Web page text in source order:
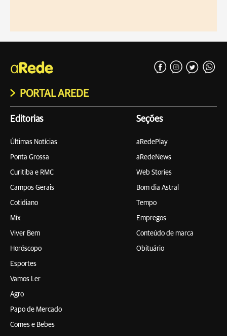
PORTAL AREDE
Editorias
Últimas Notícias
Ponta Grossa
Curitiba e RMC
Campos Gerais
Cotidiano
Mix
Viver Bem
Horóscopo
Esportes
Vamos Ler
Agro
Papo de Mercado
Comes e Bebes
Seções
aRedePlay
aRedeNews
Web Stories
Bom dia Astral
Tempo
Empregos
Conteúdo de marca
Obituário